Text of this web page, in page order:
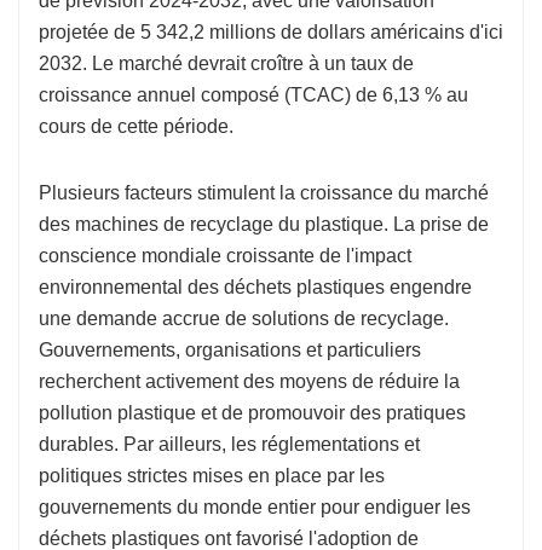
projetée de 5 342,2 millions de dollars américains d'ici
2032. Le marché devrait croître à un taux de
croissance annuel composé (TCAC) de 6,13 % au
cours de cette période.
Plusieurs facteurs stimulent la croissance du marché
des machines de recyclage du plastique. La prise de
conscience mondiale croissante de l'impact
environnemental des déchets plastiques engendre
une demande accrue de solutions de recyclage.
Gouvernements, organisations et particuliers
recherchent activement des moyens de réduire la
pollution plastique et de promouvoir des pratiques
durables. Par ailleurs, les réglementations et
politiques strictes mises en place par les
gouvernements du monde entier pour endiguer les
déchets plastiques ont favorisé l'adoption de